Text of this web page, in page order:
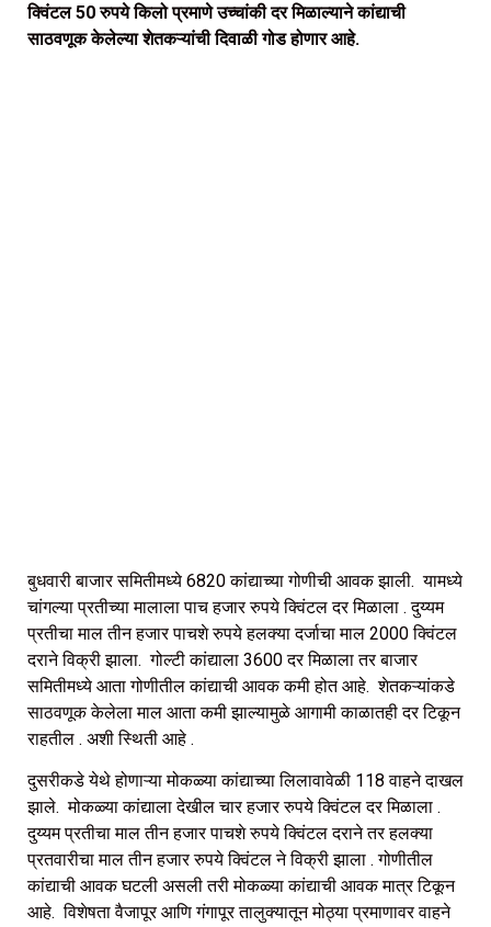
क्विंटल 50 रुपये किलो प्रमाणे उच्चांकी दर मिळाल्याने कांद्याची
साठवणूक केलेल्या शेतकऱ्यांची दिवाळी गोड होणार आहे.
बुधवारी बाजार समितीमध्ये 6820 कांद्याच्या गोणीची आवक झाली. यामध्ये
चांगल्या प्रतीच्या मालाला पाच हजार रुपये क्विंटल दर मिळाला . दुय्यम
प्रतीचा माल तीन हजार पाचशे रुपये हलक्या दर्जाचा माल ₹2000 क्विंटल
दराने विक्री झाला. गोल्टी कांद्याला 3600 दर मिळाला तर बाजार
समितीमध्ये आता गोणीतील कांद्याची आवक कमी होत आहे. शेतकऱ्यांकडे
साठवणूक केलेला माल आता कमी झाल्यामुळे आगामी काळातही दर टिकून
राहतील . अशी स्थिती आहे .
दुसरीकडे येथे होणाऱ्या मोकळ्या कांद्याच्या लिलावावेळी 118 वाहने दाखल
झाले. मोकळ्या कांद्याला देखील चार हजार रुपये क्विंटल दर मिळाला .
दुय्यम प्रतीचा माल तीन हजार पाचशे रुपये क्विंटल दराने तर हलक्या
प्रतवारीचा माल तीन हजार रुपये क्विंटल ने विक्री झाला . गोणीतील
कांद्याची आवक घटली असली तरी मोकळ्या कांद्याची आवक मात्र टिकून
आहे. विशेषता वैजापूर आणि गंगापूर तालुक्यातून मोठ्या प्रमाणावर वाहने